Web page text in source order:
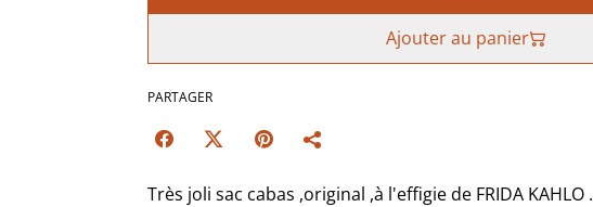
Ajouter au panier
PARTAGER
Très joli sac cabas ,original ,à l'effigie de FRIDA KAHLO .